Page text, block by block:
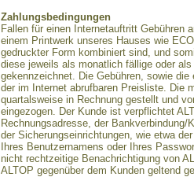
Zahlungsbedingungen
Fallen für einen Internetauftritt Gebühren
einem Printwerk unseres Hauses wie
gedruckter Form kombiniert sind, und
diese jeweils als monatlich fällige oder
gekennzeichnet. Die Gebühren, sowie
der im Internet abrufbaren Preisliste. Die
quartalsweise in Rechnung gestellt und
eingezogen. Der Kunde ist verpflichtet
Rechnungsadresse, der
der Sicherungseinrichtungen, wie etwa
Ihres Benutzernamens oder Ihres
nicht rechtzeitige Benachrichtigung von
ALTOP gegenüber dem Kunden geltend